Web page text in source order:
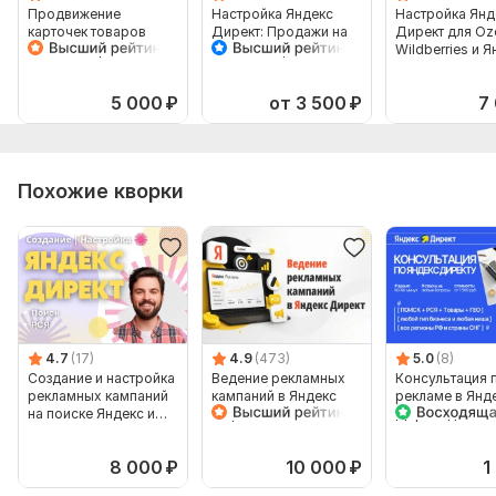
Продвижение
карточек товаров
Яндекс Маркет в
5 000 ₽
Настройка Яндекс
Директ: Продажи на
Яндекс Маркет
от 3 500 ₽
Настройка
Директ для
Wildberries и
7
Похожие кворки
4.7 (17)
Создание и настройка
рекламных кампаний
на поиске Яндекс и
8 000 ₽
4.9 (473)
Ведение рекламных
кампаний в Яндекс
Директ
10 000 ₽
5.0 (8)
Консультация
рекламе в
Директ для